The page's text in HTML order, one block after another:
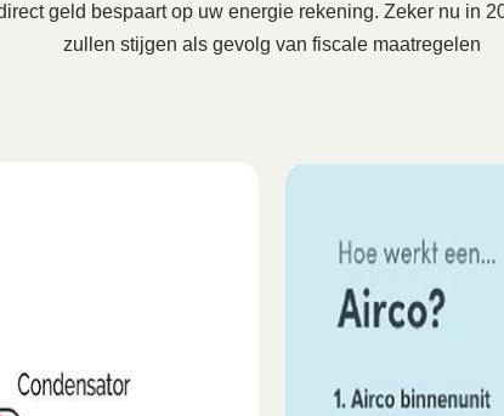
geld bespaart op uw energie rekening. Zeker nu in
zullen stijgen als gevolg van fiscale maatregelen